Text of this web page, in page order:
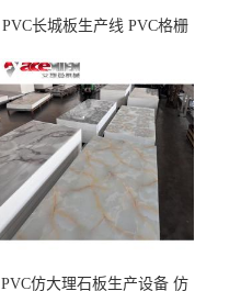
PVC长城板生产线 PVC格栅
PVC仿大理石板生产设备 仿